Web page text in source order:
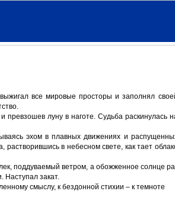
все мировые просторы и заполнял
превзошев луну в наготе. Судьба раскинулась
эхом в плавных движениях и
растворившись в небесном свете, как тает
поддуваемый ветром, а обожженное солнце
Наступал закат.
смыслу, к бездонной стихии – к темноте